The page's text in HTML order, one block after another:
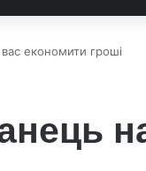
економити гроші